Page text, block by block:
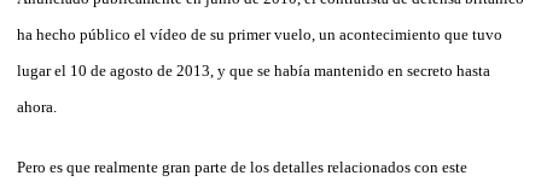
ha hecho público el vídeo de su primer vuelo, un acontecimiento que tuvo
lugar el 10 de agosto de 2013, y que se había mantenido en secreto hasta
ahora.
Pero es que realmente gran parte de los detalles relacionados con este